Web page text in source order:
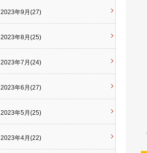
2023年9月(27)
2023年8月(25)
2023年7月(24)
2023年6月(27)
2023年5月(25)
2023年4月(22)